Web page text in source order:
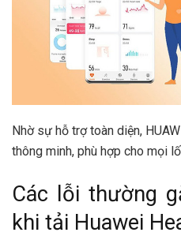
Nhờ sự hỗ trợ toàn diện,
thông minh, phù hợp cho mọi
Các lỗi thường
khi tải Huawei